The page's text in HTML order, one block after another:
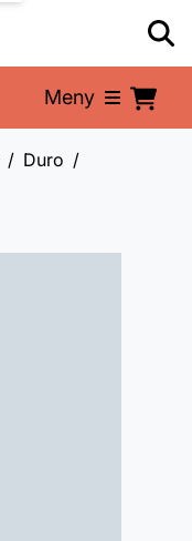
Meny
Duro